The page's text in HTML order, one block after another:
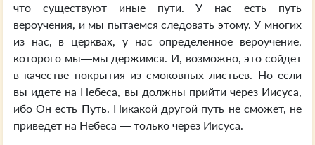
что существуют иные пути. У нас есть путь
вероучения, и мы пытаемся следовать этому. У многих
из нас, в церквах, у нас определенное вероучение,
которого мы—мы держимся. И, возможно, это сойдет
в качестве покрытия из смоковных листьев. Но если
вы идете на Небеса, вы должны прийти через Иисуса,
ибо Он есть Путь. Никакой другой путь не сможет, не
приведет на Небеса — только через Иисуса.